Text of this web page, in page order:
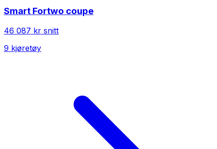
Smart Fortwo coupe
46 087 kr snitt
9 kjøretøy